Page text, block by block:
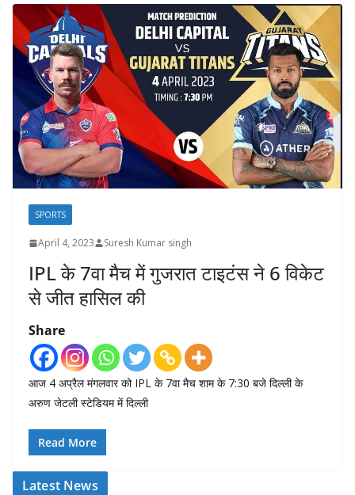
SPORTS
April 4, 2023 Suresh Kumar singh
IPL के 7वा मैच में गुजरात टाइटंस ने 6 विकेट
से जीत हासिल की
Share
आज 4 अप्रैल मंगलवार को IPL के 7वा मैच शाम के 7:30 बजे दिल्ली के
अरुण जेटली स्टेडियम में दिल्ली
Read More
Latest News